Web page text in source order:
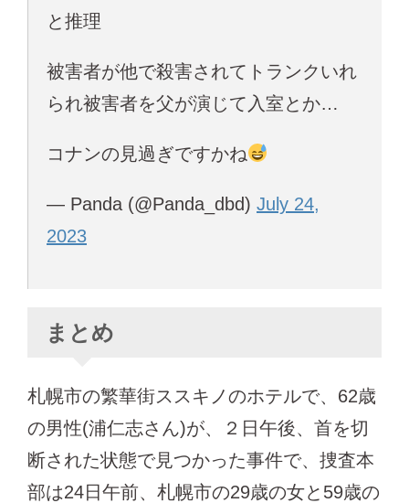
と推理
被害者が他で殺害されてトランクいれ
られ被害者を父が演じて入室とか…
コナンの見過ぎですかね
— Panda (@Panda_dbd) July 24,
2023
まとめ
札幌市の繁華街ススキノのホテルで、62歳
の男性(浦仁志さん)が、２日午後、首を切
断された状態で見つかった事件で、捜査本
部は24日午前、札幌市の29歳の女と59歳の